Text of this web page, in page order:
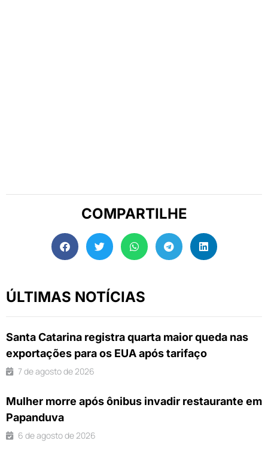
COMPARTILHE
ÚLTIMAS NOTÍCIAS
Santa Catarina registra quarta maior queda nas
exportações para os EUA após tarifaço
7 de agosto de 2026
Mulher morre após ônibus invadir restaurante em
Papanduva
6 de agosto de 2026